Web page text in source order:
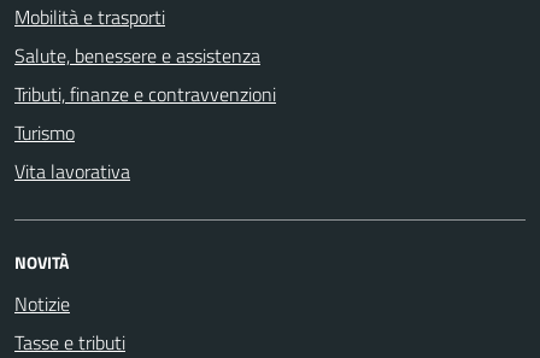
Mobilità e trasporti
Salute, benessere e assistenza
Tributi, finanze e contravvenzioni
Turismo
Vita lavorativa
NOVITÀ
Notizie
Tasse e tributi